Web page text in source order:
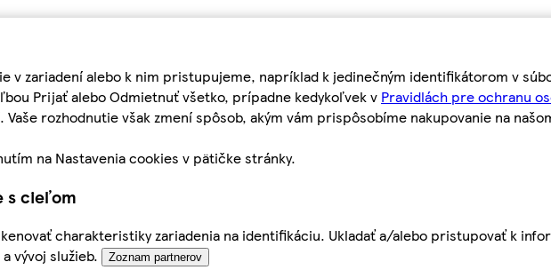
v zariadení alebo k nim pristupujeme, napríklad k jedinečným identifikátorom v
Prijať alebo Odmietnuť všetko, prípadne kedykoľvek v Pravidlách pre ochranu
rozhodnutie však zmení spôsob, akým vám prispôsobíme nakupovanie na
na Nastavenia cookies v pätičke stránky.
s cieľom
charakteristiky zariadenia na identifikáciu. Ukladať a/alebo pristupovať k
vývoj služieb.
Zoznam partnerov